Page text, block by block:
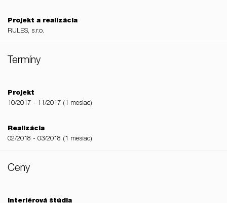
Projekt a realizácia
RULES, s.r.o.
Termíny
Projekt
10/2017 - 11/2017 (1 mesiac)
Realizácia
02/2018 - 03/2018 (1 mesiac)
Ceny
Interiérová štúdia